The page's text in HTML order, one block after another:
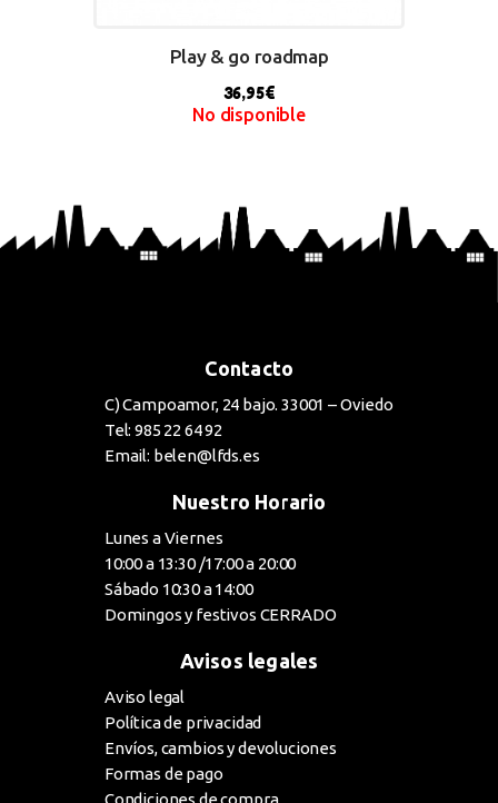
Play & go roadmap
36,95€
No disponible
Contacto
C) Campoamor, 24 bajo. 33001 – Oviedo
Tel: 985 22 64 92
Email: belen@lfds.es
Nuestro Horario
Lunes a Viernes
10:00 a 13:30 /17:00 a 20:00
Sábado 10:30 a 14:00
Domingos y festivos CERRADO
Avisos legales
Aviso legal
Política de privacidad
Envíos, cambios y devoluciones
Formas de pago
Condiciones de compra